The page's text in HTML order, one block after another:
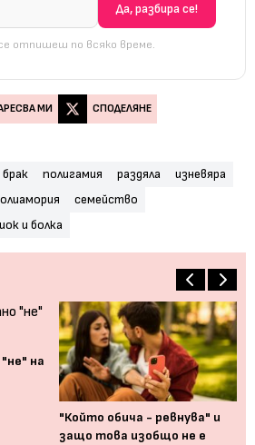
отпишеш по всяко време.
МИ СПОДЕЛЯНЕ
брак полигамия раздяла
изневяра
семейство
и болка
на
"Който обича - ревнува" и
защо това изобщо не е